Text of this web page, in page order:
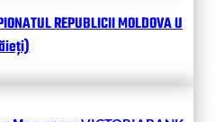
REPUBLICII MOLDOVA U